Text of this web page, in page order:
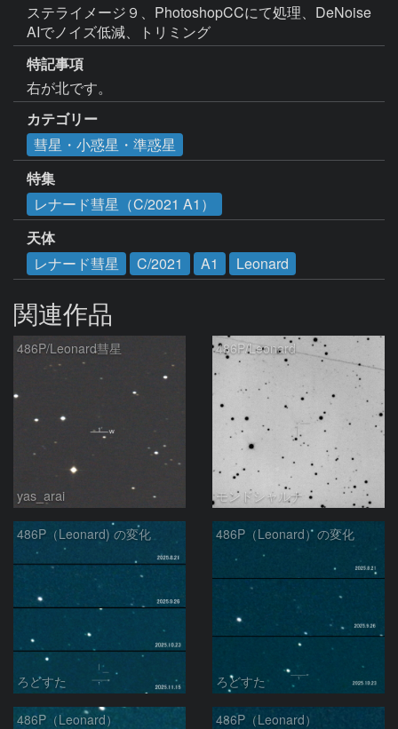
ステライメージ９、PhotoshopCCにて処理、DeNoise
AIでノイズ低減、トリミング
特記事項
右が北です。
カテゴリー
彗星・小惑星・準惑星
特集
レナード彗星（C/2021 A1）
天体
レナード彗星
C/2021 A1 Leonard
関連作品
486P/Leonard彗星
yas_arai
486P/Leonard
モンドシャルナ
486P（Leonard) の変化
ろどすた
486P（Leonard）の変化
ろどすた
486P（Leonard） 486P（Leonard）